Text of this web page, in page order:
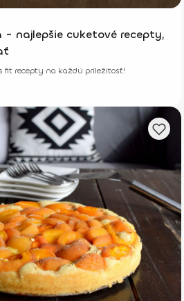
najlepšie cuketové recepty,
fit recepty na každú príležitosť!